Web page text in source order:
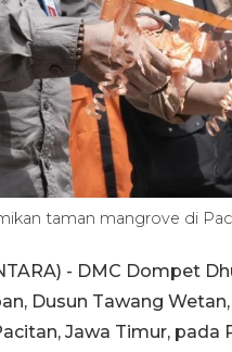
taman mangrove di
- DMC Dompet
Dusun Tawang
Jawa Timur, pada